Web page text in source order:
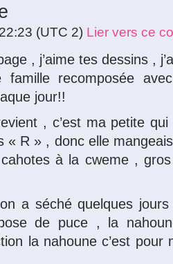
(UTC 2) Lier vers ce
, j’aime tes dessins ,
famille recomposée
jour!!
, c’est ma petite
« R » , donc elle
à la cweme ,
a séché quelques
de puce , la
la nahoune c’est pour